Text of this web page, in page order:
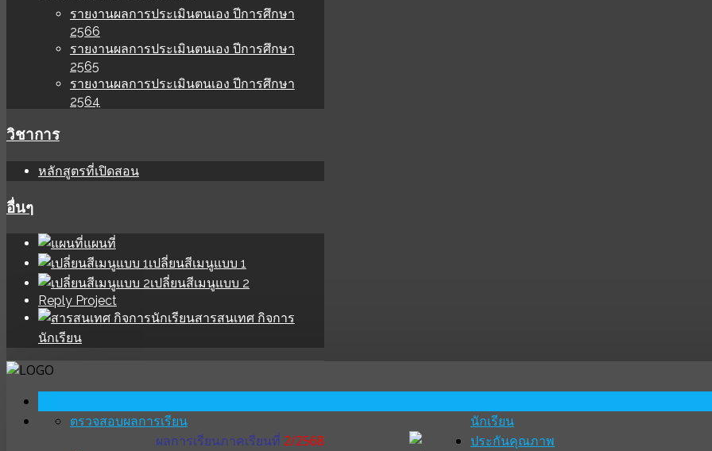
รายงานผลการประเมินตนเอง ปีการศึกษา
2566
รายงานผลการประเมินตนเอง ปีการศึกษา
2565
รายงานผลการประเมินตนเอง ปีการศึกษา
2564
วิชาการ
หลักสูตรที่เปิดสอน
อื่นๆ
แผนที่
เปลี่ยนสีเมนูแบบ 1
เปลี่ยนสีเมนูแบบ 2
Reply Project
สารสนเทศ กิจการ
นักเรียน
นักเรียน
ตรวจสอบผลการเรียน
ผลการเรียนภาคเรียนที่ 2/2568
ประกันคุณภาพ